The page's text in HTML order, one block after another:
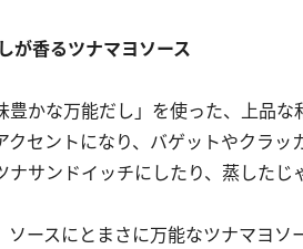
が香るツナマヨソース
かな万能だし」を使った、上品な
セントになり、バゲットやクラッ
サンドイッチにしたり、蒸した
ースにとまさに万能なツナマヨソ